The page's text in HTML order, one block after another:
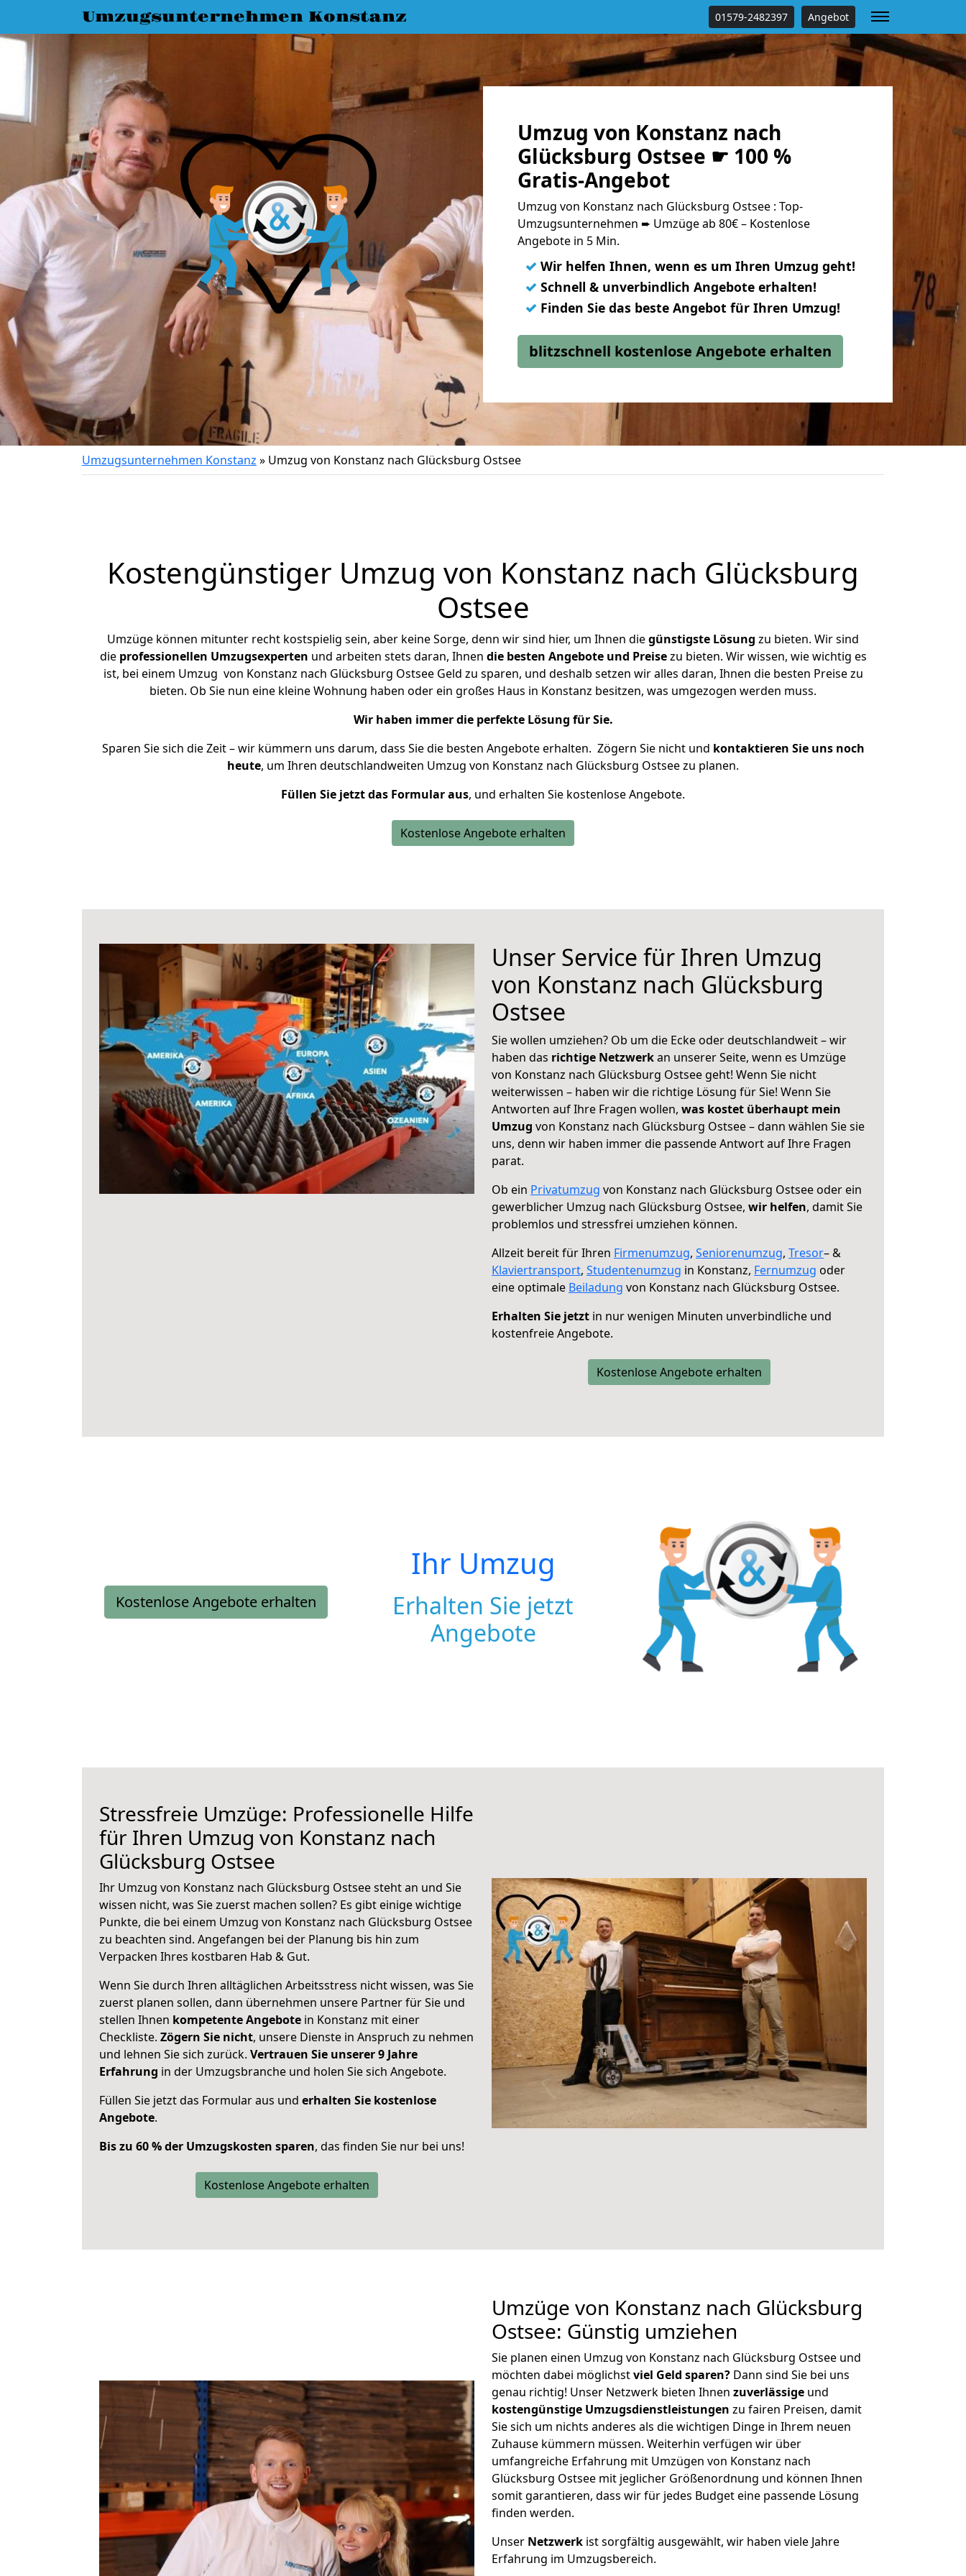
Umzugsunternehmen Konstanz 01579-2482397 Angebot
Umzug von Konstanz nach
Glücksburg Ostsee ☛ 100 %
Gratis-Angebot
Umzug von Konstanz nach Glücksburg Ostsee : Top-
Umzugsunternehmen ➨ Umzüge ab 80€ – Kostenlose
Angebote in 5 Min.
✓ Wir helfen Ihnen, wenn es um Ihren Umzug geht!
✓ Schnell & unverbindlich Angebote erhalten!
✓ Finden Sie das beste Angebot für Ihren Umzug!
blitzschnell kostenlose Angebote erhalten
Umzugsunternehmen Konstanz » Umzug von Konstanz nach Glücksburg Ostsee
Kostengünstiger Umzug von Konstanz nach Glücksburg
Ostsee
Umzüge können mitunter recht kostspielig sein, aber keine Sorge, denn wir sind hier, um Ihnen diegünstigste Lösung zu bieten. Wir sind
die professionellen Umzugsexperten und arbeiten stets daran, Ihnen die besten Angebote und Preisezu bieten. Wir wissen, wie wichtig es
ist, bei einem Umzug von Konstanz nach Glücksburg Ostsee Geld zu sparen, und deshalb setzen wir alles daran, Ihnen die besten Preise zu
bieten. Ob Sie nun eine kleine Wohnung haben oder ein großes Haus in Konstanz besitzen, was umgezogen werden muss.
Wir haben immer die perfekte Lösung für Sie.
Sparen Sie sich die Zeit – wir kümmern uns darum, dass Sie die besten Angebote erhalten. Zögern Sie nicht und kontaktieren Sie uns noch
heute, um Ihren deutschlandweiten Umzug von Konstanz nach Glücksburg Ostsee zu planen.
Füllen Sie jetzt das Formular aus, und erhalten Sie kostenlose Angebote.
Kostenlose Angebote erhalten
Unser Service für Ihren Umzug
von Konstanz nach Glücksburg
Ostsee
Sie wollen umziehen? Ob um die Ecke oder deutschlandweit – wir
haben das richtige Netzwerkan unserer Seite, wenn es Umzüge
von Konstanz nach Glücksburg Ostsee geht! Wenn Sie nicht
weiterwissen – haben wir die richtige Lösung für Sie! Wenn Sie
Antworten auf Ihre Fragen wollen, was kostet überhaupt mein
Umzug von Konstanz nach Glücksburg Ostsee – dann wählen Sie sie
uns, denn wir haben immer die passende Antwort auf Ihre Fragen
parat.
Ob ein Privatumzug von Konstanz nach Glücksburg Ostsee oder ein
gewerblicher Umzug nach Glücksburg Ostsee, wir helfen, damit Sie
problemlos und stressfrei umziehen können.
Allzeit bereit für Ihren Firmenumzug, Seniorenumzug, Tresor– &
Klaviertransport, Studentenumzug in Konstanz, Fernumzug oder
eine optimale Beiladung von Konstanz nach Glücksburg Ostsee.
Erhalten Sie jetzt in nur wenigen Minuten unverbindliche und
kostenfreie Angebote.
Kostenlose Angebote erhalten
Kostenlose Angebote erhalten
Ihr Umzug
Erhalten Sie jetzt
Angebote
Stressfreie Umzüge: Professionelle Hilfe
für Ihren Umzug von Konstanz nach
Glücksburg Ostsee
Ihr Umzug von Konstanz nach Glücksburg Ostsee steht an und Sie
wissen nicht, was Sie zuerst machen sollen? Es gibt einige wichtige
Punkte, die bei einem Umzug von Konstanz nach Glücksburg Ostsee
zu beachten sind. Angefangen bei der Planung bis hin zum
Verpacken Ihres kostbaren Hab & Gut.
Wenn Sie durch Ihren alltäglichen Arbeitsstress nicht wissen, was Sie
zuerst planen sollen, dann übernehmen unsere Partner für Sie und
stellen Ihnen kompetente Angebote in Konstanz mit einer
Checkliste. Zögern Sie nicht, unsere Dienste in Anspruch zu nehmen
und lehnen Sie sich zurück. Vertrauen Sie unserer 9 Jahre
Erfahrung in der Umzugsbranche und holen Sie sich Angebote.
Füllen Sie jetzt das Formular aus und erhalten Sie kostenlose
Angebote.
Bis zu 60 % der Umzugskosten sparen, das finden Sie nur bei uns!
Kostenlose Angebote erhalten
Umzüge von Konstanz nach Glücksburg
Ostsee: Günstig umziehen
Sie planen einen Umzug von Konstanz nach Glücksburg Ostsee und
möchten dabei möglichstviel Geld sparen? Dann sind Sie bei uns
genau richtig! Unser Netzwerk bieten Ihnen zuverlässige und
kostengünstige Umzugsdienstleistungen zu fairen Preisen, damit
Sie sich um nichts anderes als die wichtigen Dinge in Ihrem neuen
Zuhause kümmern müssen. Weiterhin verfügen wir über
umfangreiche Erfahrung mit Umzügen von Konstanz nach
Glücksburg Ostsee mit jeglicher Größenordnung und können Ihnen
somit garantieren, dass wir für jedes Budget eine passende Lösung
finden werden.
Unser Netzwerk ist sorgfältig ausgewählt, wir haben viele Jahre
Erfahrung im Umzugsbereich.